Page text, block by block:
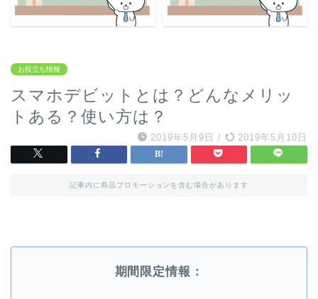
お役立ち情報
スマホデビットとは？どんなメリッ
トある？使い方は？
2019年5月9日 / 2019年5月10日
記事内に商品プロモーションを含む場合があります
期間限定情報：